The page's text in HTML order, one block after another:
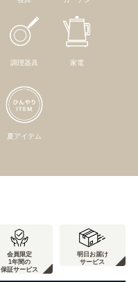
調理器具 家電
夏アイテム
会員限定
1年間の
保証サービス
明日お届け
サービス